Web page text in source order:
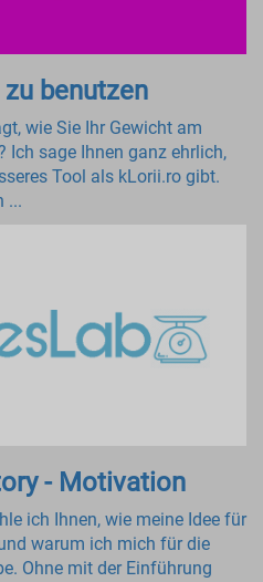
benutzen
wie Sie Ihr Gewicht am
Ich sage Ihnen ganz ehrlich,
Tool als kLorii.ro gibt.
...
- Motivation
ich Ihnen, wie meine Idee für
warum ich mich für die
Ohne mit der Einführung